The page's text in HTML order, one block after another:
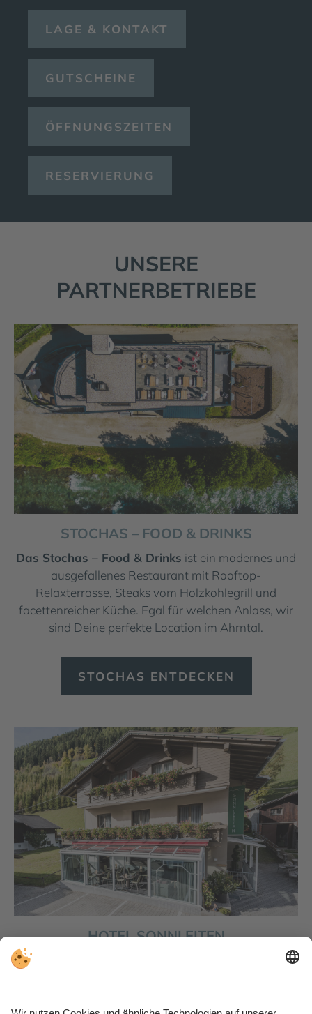
LAGE & KONTAKT
GUTSCHEINE
ÖFFNUNGSZEITEN
RESERVIERUNG
UNSERE
PARTNERBETRIEBE
STOCHAS – FOOD & DRINKS
Das Stochas – Food & Drinks ist ein modernes und
ausgefallenes Restaurant mit Rooftop-
Relaxterrasse, Steaks vom Holzkohlegrill und
facettenreicher Küche. Egal für welchen Anlass, wir
sind Deine perfekte Location im Ahrntal.
STOCHAS ENTDECKEN
HOTEL SONNLEITEN
Dein Urlaubszuhause im Ahrntal. Klein, fein und